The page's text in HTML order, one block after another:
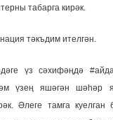
табарга кирәк.
тәкъдим ителгән.
үз сәхифәңдә
үзең яшәгән шәһәр
Әлеге тамга